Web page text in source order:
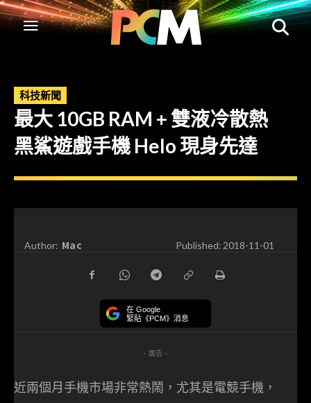
科技新聞
最大 10GB RAM + 雙液冷散熱
黑鯊遊戲手機 Helo 現身先達
Author: Mac Published:2018-11-01
在 Google
緊貼《PCM》消息
- 廣告 -
近兩個月手機市場非常熱鬧，尤其是電競手機，